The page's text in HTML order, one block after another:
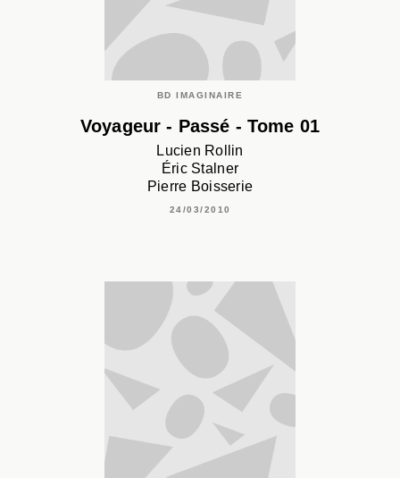
BD IMAGINAIRE
Voyageur - Passé - Tome 01
Lucien Rollin
Éric Stalner
Pierre Boisserie
24/03/2010